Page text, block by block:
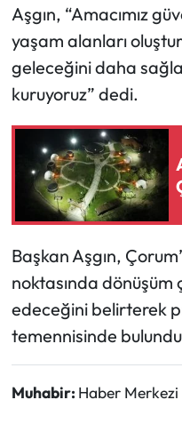
Aşgın, “Amacımız
yaşam alanları
geleceğini daha
kuruyoruz” dedi.
Başkan Aşgın,
noktasında dönüşüm
edeceğini belirterek
temennisinde
Muhabir: Haber Merkezi